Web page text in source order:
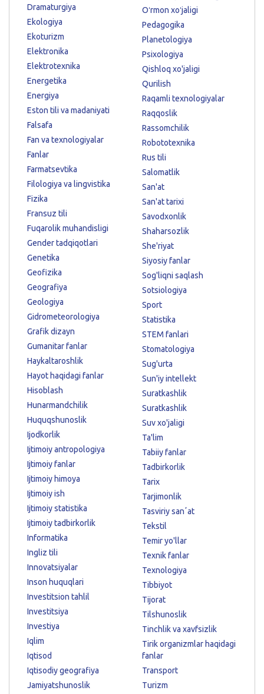
Dramaturgiya
Ekologiya
Ekoturizm
Elektronika
Elektrotexnika
Energetika
Energiya
Eston tili va madaniyati
Falsafa
Fan va texnologiyalar
Fanlar
Farmatsevtika
Filologiya va lingvistika
Fizika
Fransuz tili
Fuqarolik muhandisligi
Gender tadqiqotlari
Genetika
Geofizika
Geografiya
Geologiya
Gidrometeorologiya
Grafik dizayn
Gumanitar fanlar
Haykaltaroshlik
Hayot haqidagi fanlar
Hisoblash
Hunarmandchilik
Huquqshunoslik
Ijodkorlik
Ijtimoiy antropologiya
Ijtimoiy fanlar
Ijtimoiy himoya
Ijtimoiy ish
Ijtimoiy statistika
Ijtimoiy tadbirkorlik
Informatika
Ingliz tili
Innovatsiyalar
Inson huquqlari
Investitsion tahlil
Investitsiya
Investiya
Iqlim
Iqtisod
Iqtisodiy geografiya
Jamiyatshunoslik
Oʻrmon xoʻjaligi
Pedagogika
Planetologiya
Psixologiya
Qishloq xo'jaligi
Qurilish
Raqamli texnologiyalar
Raqqoslik
Rassomchilik
Robototexnika
Rus tili
Salomatlik
San'at
San'at tarixi
Savodxonlik
Shaharsozlik
She'riyat
Siyosiy fanlar
Sog'liqni saqlash
Sotsiologiya
Sport
Statistika
STEM fanlari
Stomatologiya
Sug'urta
Sun'iy intellekt
Suratkashlik
Suratkashlik
Suv xo'jaligi
Ta'lim
Tabiiy fanlar
Tadbirkorlik
Tarix
Tarjimonlik
Tasviriy sanʼat
Tekstil
Temir yo'llar
Texnik fanlar
Texnologiya
Tibbiyot
Tijorat
Tilshunoslik
Tinchlik va xavfsizlik
Tirik organizmlar haqidagi
fanlar
Transport
Turizm